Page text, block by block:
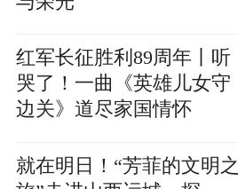
红军长征胜利89周年丨听
哭了！一曲《英雄儿女守
边关》道尽家国情怀
就在明日！“芳菲的文明之